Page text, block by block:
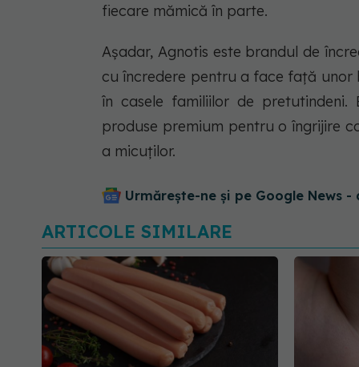
fiecare mămică în parte.
Așadar, Agnotis este brandul de
cu încredere pentru a face față unor
în casele familiilor de pretutindeni.
produse premium pentru o îngrijire
a micuților.
Urmărește-ne și pe Google News -
ARTICOLE SIMILARE